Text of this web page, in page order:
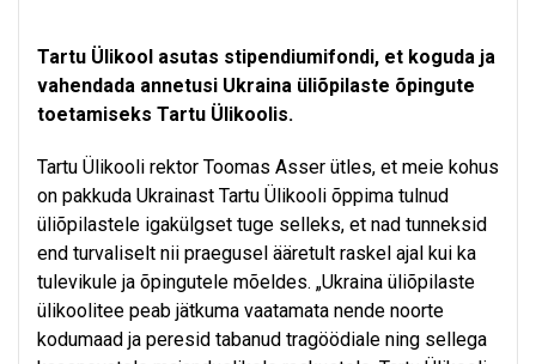
Tartu Ülikool asutas stipendiumifondi, et koguda ja
vahendada annetusi Ukraina üliõpilaste õpingute
toetamiseks Tartu Ülikoolis.
Tartu Ülikooli rektor Toomas Asser ütles, et meie kohus
on pakkuda Ukrainast Tartu Ülikooli õppima tulnud
üliõpilastele igakülgset tuge selleks, et nad tunneksid
end turvaliselt nii praegusel ääretult raskel ajal kui ka
tulevikule ja õpingutele mõeldes. „Ukraina üliõpilaste
ülikoolitee peab jätkuma vaatamata nende noorte
kodumaad ja peresid tabanud tragöödiale ning sellega